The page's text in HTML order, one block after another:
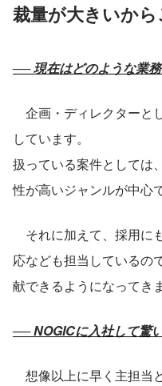
裁量が大きいか
── 現在はどのような業
企画・ディレクターと
しています。
扱っている案件としては
性が高いジャンルが中心で
それに加えて、採用に
応なども担当しているの
献できるようになってき
── NOGICに入社して驚
想像以上に早く主担当